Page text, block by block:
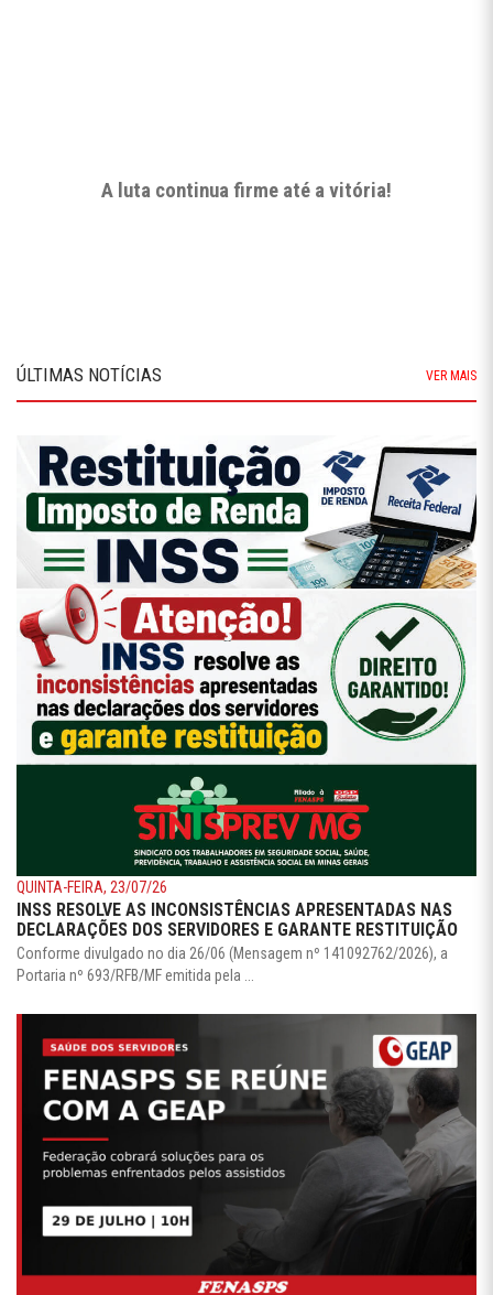
A luta continua firme até a vitória!
ÚLTIMAS NOTÍCIAS VER MAIS
QUINTA-FEIRA, 23/07/26
INSS RESOLVE AS INCONSISTÊNCIAS APRESENTADAS NAS
DECLARAÇÕES DOS SERVIDORES E GARANTE RESTITUIÇÃO
Conforme divulgado no dia 26/06 (Mensagem nº 141092762/2026), a
Portaria nº 693/RFB/MF emitida pela ...